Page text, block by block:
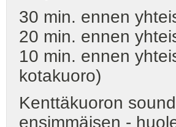
30 min. ennen
20 min. ennen
10 min. ennen
kotakuoro)
Kenttäkuoron
ensimmäisen -